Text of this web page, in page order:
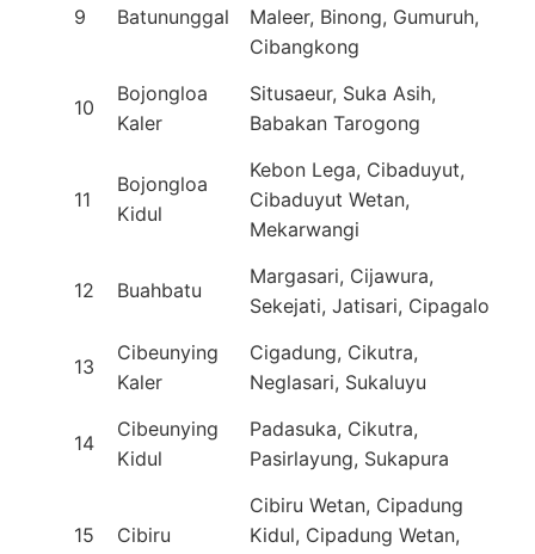
9 Batununggal
Maleer, Binong, Gumuruh,
Cibangkong
10
Bojongloa
Kaler
Situsaeur, Suka Asih,
Babakan Tarogong
11
Bojongloa
Kidul
Kebon Lega, Cibaduyut,
Cibaduyut Wetan,
Mekarwangi
12 Buahbatu
Margasari, Cijawura,
Sekejati, Jatisari, Cipagalo
13
Cibeunying
Kaler
Cigadung, Cikutra,
Neglasari, Sukaluyu
14
Cibeunying
Kidul
Padasuka, Cikutra,
Pasirlayung, Sukapura
15 Cibiru
Cibiru Wetan, Cipadung
Kidul, Cipadung Wetan,